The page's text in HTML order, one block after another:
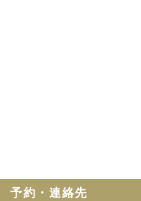
予約・連絡先